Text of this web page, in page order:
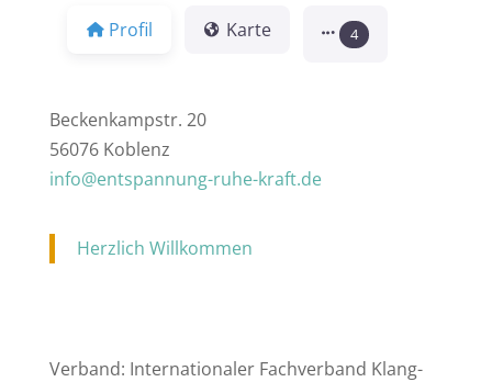
Profil Karte 4
Beckenkampstr. 20
56076 Koblenz
info@entspannung-ruhe-kraft.de
Herzlich Willkommen
Verband: Internationaler Fachverband Klang-